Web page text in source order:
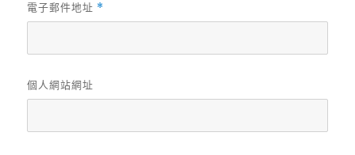
電子郵件地址 *
個人網站網址